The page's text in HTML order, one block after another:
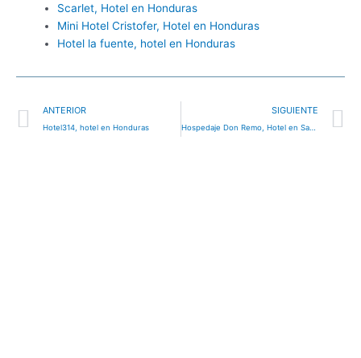
Scarlet, Hotel en Honduras
Mini Hotel Cristofer, Hotel en Honduras
Hotel la fuente, hotel en Honduras
Ant
ANTERIOR
Hotel314, hotel en Honduras
SIGUIENTE
Hospedaje Don Remo, Hotel en Santa Bárbara, Honduras